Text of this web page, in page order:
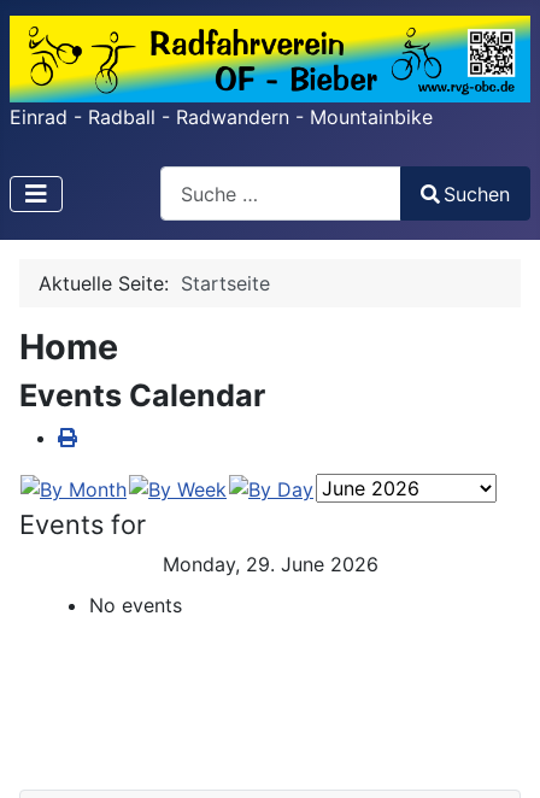
Einrad - Radball - Radwandern - Mountainbike
Search
Type 2 or more characters for results.
Suchen
Aktuelle Seite: Startseite
Home
Events Calendar
Events for
Monday, 29. June 2026
No events